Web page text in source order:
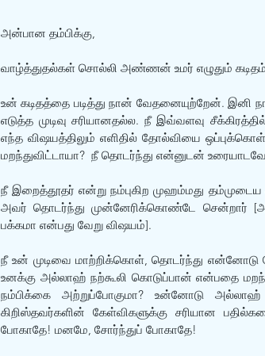
அன்பான தம்பிக்கு,
வாழ்த்துதல்கள் சொல்லி அண்ணன் உமர் எழுதும்
உன் கடிதத்தை படித்து நான் வேதனையுற்றேன். இனி
எடுத்த முடிவு சரியானதல்ல. நீ இவ்வளவு
எந்த விஷயத்திலும் எளிதில் தோல்வியை
மறந்துவிட்டாயா?  நீ தொடர்ந்து என்னுடன்
நீ இறைத்தூதர் என்று நம்புகிற முஹம்மது தம்முடைய
அவர் தொடர்ந்து முன்னேரிக்கொண்டே சென்றார்
பக்கமா என்பது வேறு விஷயம்].
நீ உன் முடிவை மாற்றிக்கொள், தொடர்ந்து என்னோடு
உனக்கு அல்லாஹ் நற்கூலி கொடுப்பான் என்பதை
நம்பிக்கை அற்றுப்போகுமா? உன்னோடு
கிறிஸ்தவர்களின் கேள்விகளுக்கு சரியான
போகாதே! மனமே, சோர்ந்துப் போகாதே!